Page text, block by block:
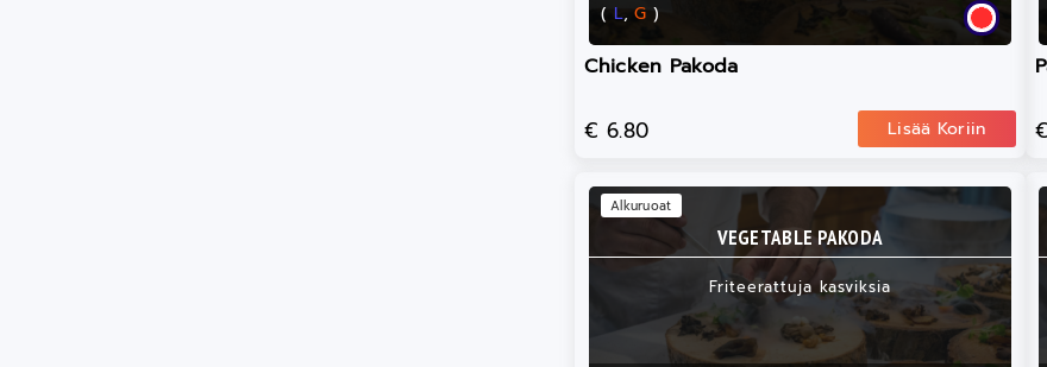
( L,G )
Chicken Pakoda
€ 6.80 Lisää Koriin
VEGETABLE PAKODA
Friteerattuja kasviksia
Alkuruoat